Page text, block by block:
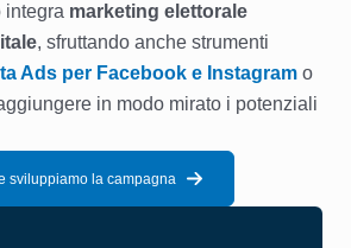
integra marketing elettorale
, sfruttando anche strumenti
Ads per Facebook e Instagram o
in modo mirato i potenziali
sviluppiamo la campagna